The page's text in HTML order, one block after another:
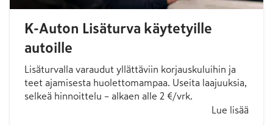
K-Auton Lisäturva käytetyille
autoille
Lisäturvalla varaudut yllättäviin korjauskuluihin ja
teet ajamisesta huolettomampaa. Useita laajuuksia,
selkeä hinnoittelu – alkaen alle 2 €/vrk.
Lue lisää